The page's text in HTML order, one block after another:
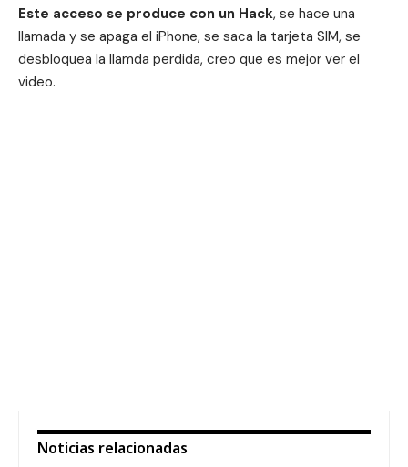
Este acceso se produce con un Hack, se hace una
llamada y se apaga el iPhone, se saca la tarjeta SIM, se
desbloquea la llamda perdida, creo que es mejor ver el
video.
Noticias relacionadas